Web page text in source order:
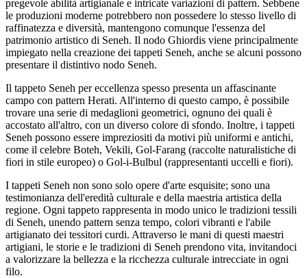
pregevole abilità artigianale e intricate variazioni di pattern. Sebbene
le produzioni moderne potrebbero non possedere lo stesso livello di
raffinatezza e diversità, mantengono comunque l'essenza del
patrimonio artistico di Seneh. Il nodo Ghiordis viene principalmente
impiegato nella creazione dei tappeti Seneh, anche se alcuni possono
presentare il distintivo nodo Seneh.
Il tappeto Seneh per eccellenza spesso presenta un affascinante
campo con pattern Herati. All'interno di questo campo, è possibile
trovare una serie di medaglioni geometrici, ognuno dei quali è
accostato all'altro, con un diverso colore di sfondo. Inoltre, i tappeti
Seneh possono essere impreziositi da motivi più uniformi e antichi,
come il celebre Boteh, Vekili, Gol-Farang (raccolte naturalistiche di
fiori in stile europeo) o Gol-i-Bulbul (rappresentanti uccelli e fiori).
I tappeti Seneh non sono solo opere d'arte esquisite; sono una
testimonianza dell'eredità culturale e della maestria artistica della
regione. Ogni tappeto rappresenta in modo unico le tradizioni tessili
di Seneh, unendo pattern senza tempo, colori vibranti e l'abile
artigianato dei tessitori curdi. Attraverso le mani di questi maestri
artigiani, le storie e le tradizioni di Seneh prendono vita, invitandoci
a valorizzare la bellezza e la ricchezza culturale intrecciate in ogni
filo.